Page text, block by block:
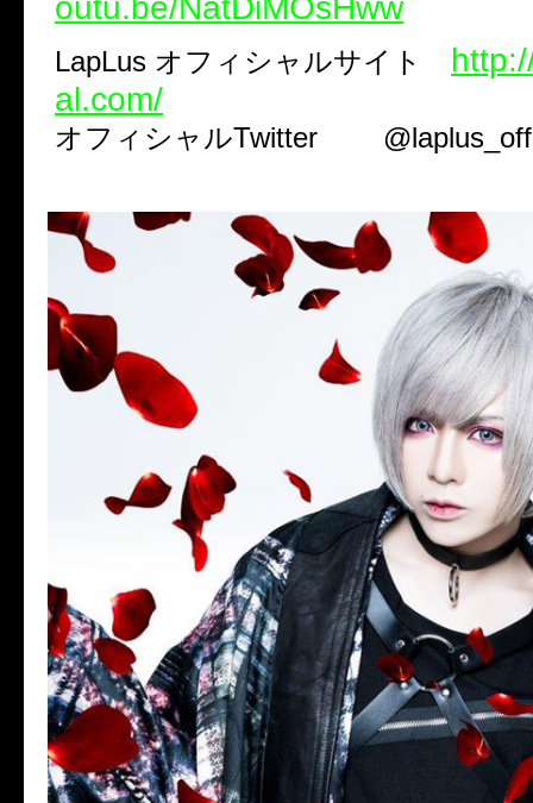
outu.be/NatDiMOsHww
LapLus オフィシャルサイト
al.com/
オフィシャルTwitter